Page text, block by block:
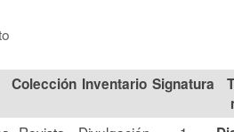
Colección Signatura